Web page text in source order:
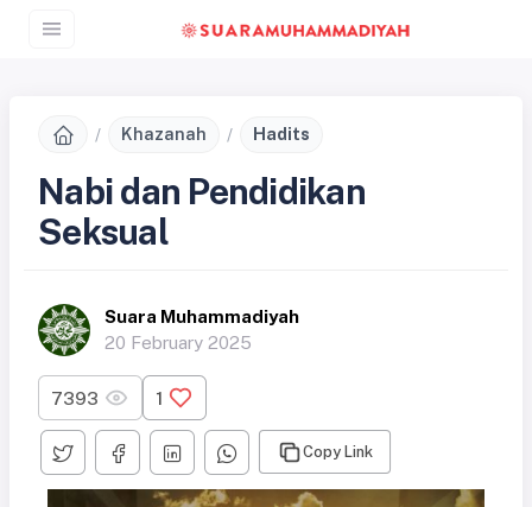
Khazanah Hadits
Nabi dan Pendidikan
Seksual
Suara Muhammadiyah
20 February 2025
7393 1
Copy Link